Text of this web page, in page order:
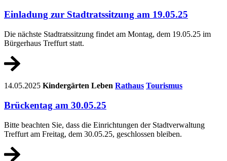
Einladung zur Stadtratssitzung am 19.05.25
Die nächste Stadtratssitzung findet am Montag, dem 19.05.25 im
Bürgerhaus Treffurt statt.
14.05.2025 Kindergärten Leben Rathaus Tourismus
Brückentag am 30.05.25
Bitte beachten Sie, dass die Einrichtungen der Stadtverwaltung
Treffurt am Freitag, dem 30.05.25, geschlossen bleiben.